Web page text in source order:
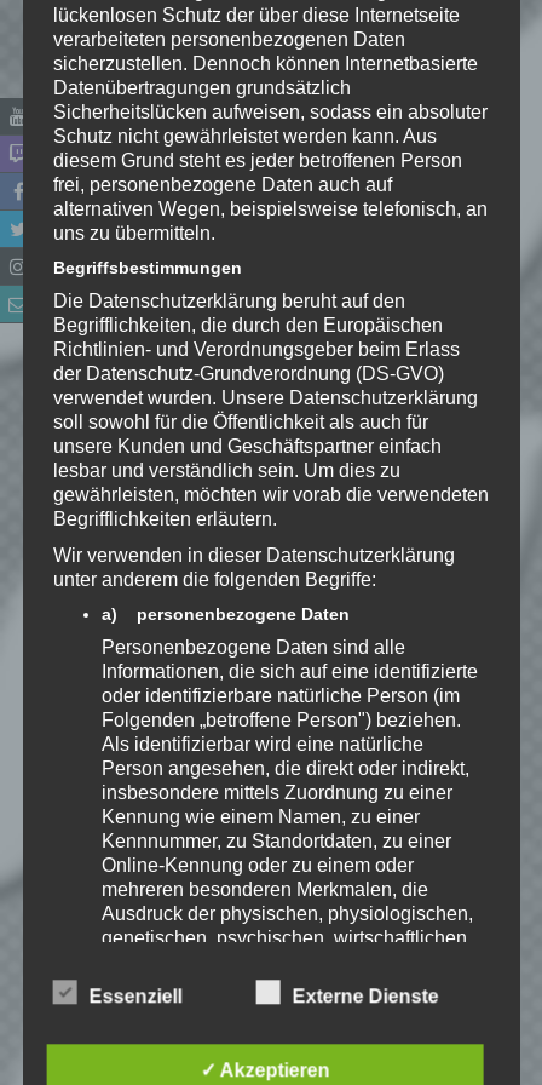
Name *
E-Mail-Adresse*
Website
Datenschutzerklärung
Kenntnis genommen. Ich stimme
zu, dass meine Angaben dauerhaft
gespeichert werden.
Benachrichtige mich über
nachfolgende Kommentare via E-
Mail.
Benachrichtige mich über neue
Beiträge via E-Mail.
EmKa
Ich bin leidenschaftlicher
Gamer und schaue mir
eigentlich alles Neue an.
Jedes Spiel hat seine faire
Chance. Ich freue mich immer wenn ich
jemandem das Hobby Videospielen näher
bringen kann.
Playlist – Deliver us the
lückenlosen Schutz der über diese Internetseite
verarbeiteten personenbezogenen Daten
sicherzustellen. Dennoch können Internetbasierte
Datenübertragungen grundsätzlich
Sicherheitslücken aufweisen, sodass ein absoluter
Schutz nicht gewährleistet werden kann. Aus
diesem Grund steht es jeder betroffenen Person
frei, personenbezogene Daten auch auf
alternativen Wegen, beispielsweise telefonisch, an
uns zu übermitteln.
Begriffsbestimmungen
Die Datenschutzerklärung beruht auf den
Begrifflichkeiten, die durch den Europäischen
Richtlinien- und Verordnungsgeber beim Erlass
der Datenschutz-Grundverordnung (DS-GVO)
verwendet wurden. Unsere Datenschutzerklärung
soll sowohl für die Öffentlichkeit als auch für
unsere Kunden und Geschäftspartner einfach
lesbar und verständlich sein. Um dies zu
gewährleisten, möchten wir vorab die verwendeten
Begrifflichkeiten erläutern.
Wir verwenden in dieser Datenschutzerklärung
unter anderem die folgenden Begriffe:
a) personenbezogene Daten
Personenbezogene Daten sind alle
Informationen, die sich auf eine identifizierte
oder identifizierbare natürliche Person (im
Folgenden „betroffene Person") beziehen.
Als identifizierbar wird eine natürliche
Person angesehen, die direkt oder indirekt,
insbesondere mittels Zuordnung zu einer
Kennung wie einem Namen, zu einer
Kennnummer, zu Standortdaten, zu einer
Online-Kennung oder zu einem oder
mehreren besonderen Merkmalen, die
Ausdruck der physischen, physiologischen,
genetischen, psychischen, wirtschaftlichen,
natürlichen Person sind, identifiziert werden
kann.
b) betroffene Person
Betroffene Person ist jede identifizierte oder
Essenziell Externe Dienste
✓ Akzeptieren